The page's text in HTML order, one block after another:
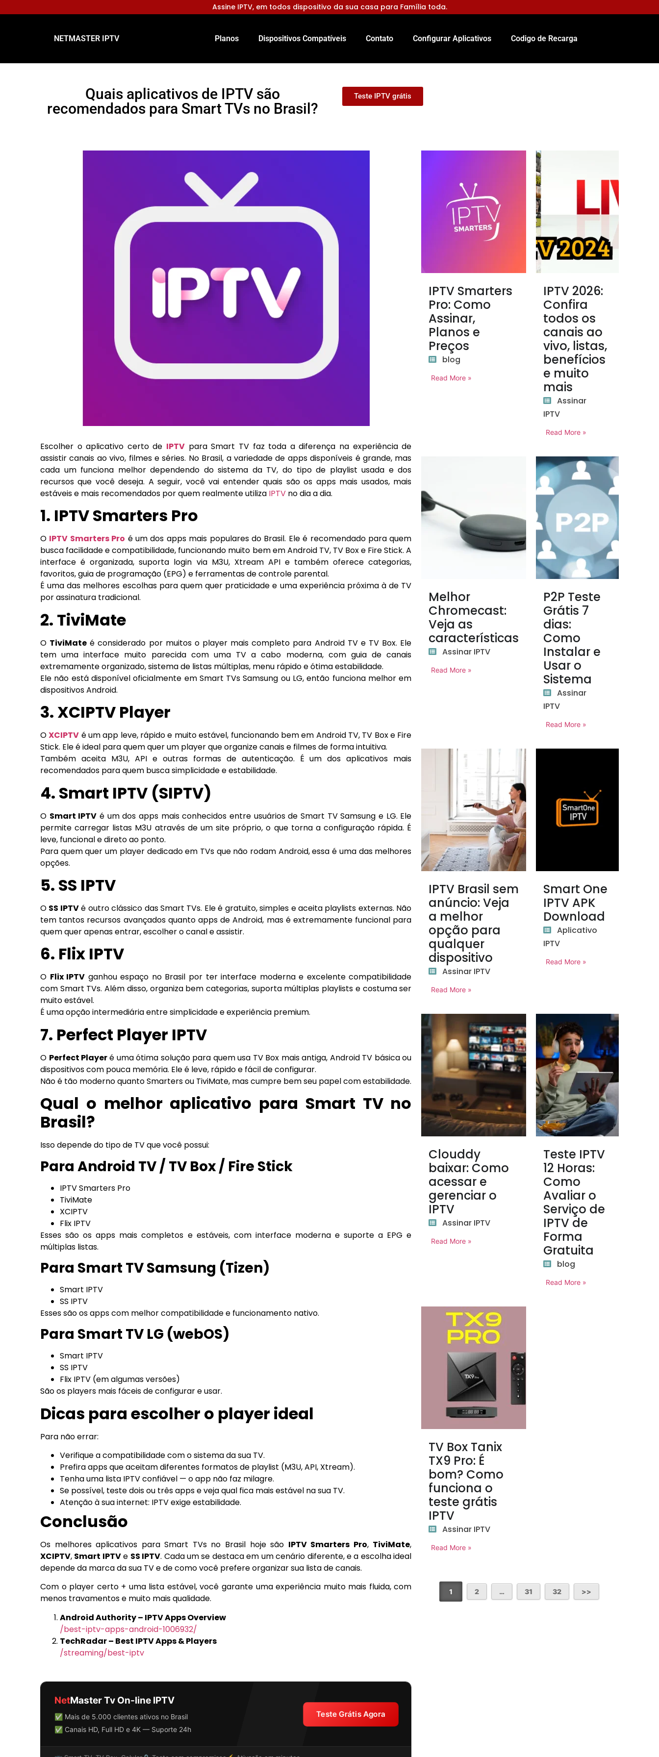
Assine IPTV, em todos dispositivo da sua casa para Família toda.
NETMASTER IPTV Planos Dispositivos Compatíveis Contato Configurar Aplicativos Codigo de Recarga
Quais aplicativos de IPTV são
recomendados para Smart TVs no Brasil?
Teste IPTV grátis
Escolher o aplicativo certo de IPTV para Smart TV faz toda a diferença na experiência de
assistir canais ao vivo, filmes e séries. No Brasil, a variedade de apps disponíveis é grande, mas
cada um funciona melhor dependendo do sistema da TV, do tipo de playlist usada e dos
recursos que você deseja. A seguir, você vai entender quais são os apps mais usados, mais
estáveis e mais recomendados por quem realmente utiliza IPTV no dia a dia.
1. IPTV Smarters Pro
O IPTV Smarters Pro é um dos apps mais populares do Brasil. Ele é recomendado para quem
busca facilidade e compatibilidade, funcionando muito bem em Android TV, TV Box e Fire Stick. A
interface é organizada, suporta login via M3U, Xtream API e também oferece categorias,
favoritos, guia de programação (EPG) e ferramentas de controle parental.
É uma das melhores escolhas para quem quer praticidade e uma experiência próxima à de TV
por assinatura tradicional.
2. TiviMate
O TiviMate é considerado por muitos o player mais completo para Android TV e TV Box. Ele
tem uma interface muito parecida com uma TV a cabo moderna, com guia de canais
extremamente organizado, sistema de listas múltiplas, menu rápido e ótima estabilidade.
Ele não está disponível oficialmente em Smart TVs Samsung ou LG, então funciona melhor em
dispositivos Android.
3. XCIPTV Player
OXCIPTV é um app leve, rápido e muito estável, funcionando bem em Android TV, TV Box e Fire
Stick. Ele é ideal para quem quer um player que organize canais e filmes de forma intuitiva.
Também aceita M3U, API e outras formas de autenticação. É um dos aplicativos mais
recomendados para quem busca simplicidade e estabilidade.
4. Smart IPTV (SIPTV)
O Smart IPTV é um dos apps mais conhecidos entre usuários de Smart TV Samsung e LG. Ele
permite carregar listas M3U através de um site próprio, o que torna a configuração rápida. É
leve, funcional e direto ao ponto.
Para quem quer um player dedicado em TVs que não rodam Android, essa é uma das melhores
opções.
5. SS IPTV
O SS IPTVé outro clássico das Smart TVs. Ele é gratuito, simples e aceita playlists externas. Não
tem tantos recursos avançados quanto apps de Android, mas é extremamente funcional para
quem quer apenas entrar, escolher o canal e assistir.
6. Flix IPTV
O Flix IPTV ganhou espaço no Brasil por ter interface moderna e excelente compatibilidade
com Smart TVs. Além disso, organiza bem categorias, suporta múltiplas playlists e costuma ser
muito estável.
É uma opção intermediária entre simplicidade e experiência premium.
7. Perfect Player IPTV
O Perfect Playeré uma ótima solução para quem usa TV Box mais antiga, Android TV básica ou
dispositivos com pouca memória. Ele é leve, rápido e fácil de configurar.
Não é tão moderno quanto Smarters ou TiviMate, mas cumpre bem seu papel com estabilidade.
Qual o melhor aplicativo para Smart TV no
Brasil?
Isso depende do tipo de TV que você possui:
Para Android TV / TV Box / Fire Stick
IPTV Smarters Pro
TiviMate
XCIPTV
Flix IPTV
Esses são os apps mais completos e estáveis, com interface moderna e suporte a EPG e
múltiplas listas.
Para Smart TV Samsung (Tizen)
Smart IPTV
SS IPTV
Esses são os apps com melhor compatibilidade e funcionamento nativo.
Para Smart TV LG (webOS)
Smart IPTV
SS IPTV
Flix IPTV (em algumas versões)
São os players mais fáceis de configurar e usar.
Dicas para escolher o player ideal
Para não errar:
Verifique a compatibilidade com o sistema da sua TV.
Prefira apps que aceitam diferentes formatos de playlist (M3U, API, Xtream).
Tenha uma lista IPTV confiável — o app não faz milagre.
Se possível, teste dois ou três apps e veja qual fica mais estável na sua TV.
Atenção à sua internet: IPTV exige estabilidade.
Conclusão
Os melhores aplicativos para Smart TVs no Brasil hoje são IPTV Smarters Pro, TiviMate,
XCIPTV, Smart IPTVe SS IPTV. Cada um se destaca em um cenário diferente, e a escolha ideal
depende da marca da sua TV e de como você prefere organizar sua lista de canais.
Com o player certo + uma lista estável, você garante uma experiência muito mais fluida, com
menos travamentos e muito mais qualidade.
Android Authority – IPTV Apps Overview
/best-iptv-apps-android-1006932/
TechRadar – Best IPTV Apps & Players
/streaming/best-iptv
NetMaster Tv On-line IPTV
✅ Mais de 5.000 clientes ativos no Brasil
✅ Canais HD, Full HD e 4K — Suporte 24h
Teste Grátis Agora
IPTV Smarters
Pro: Como
Assinar,
Planos e
Preços
blog
Read More »
IPTV 2026:
Confira
todos os
canais ao
vivo, listas,
benefícios
e muito
mais
Assinar
IPTV
Read More »
Melhor
Chromecast:
Veja as
características
Assinar IPTV
Read More »
P2P Teste
Grátis 7
dias:
Como
Instalar e
Usar o
Sistema
Assinar
IPTV
Read More »
IPTV Brasil sem
anúncio: Veja
a melhor
opção para
qualquer
dispositivo
Assinar IPTV
Read More »
Smart One
IPTV APK
Download
Aplicativo
IPTV
Read More »
Clouddy
baixar: Como
acessar e
gerenciar o
IPTV
Assinar IPTV
Read More »
Teste IPTV
12 Horas:
Como
Avaliar o
Serviço de
IPTV de
Forma
Gratuita
blog
Read More »
TV Box Tanix
TX9 Pro: É
bom? Como
funciona o
teste grátis
IPTV
Assinar IPTV
Read More »
1 2 … 31 32